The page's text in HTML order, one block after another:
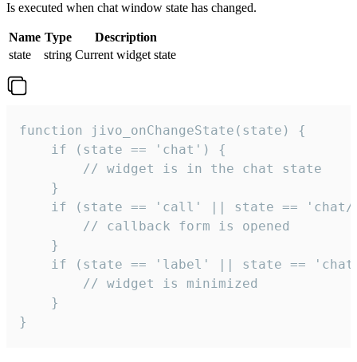
Is executed when chat window state has changed.
Name Type
Description
state
string Current widget state
function jivo_onChangeState(state) {
    if (state == 'chat') {
        // widget is in the chat state
    }
if (state == 'call' || state ==
        // callback form is opened
    }
if (state == 'label' || state ==
        // widget is minimized
    }
}